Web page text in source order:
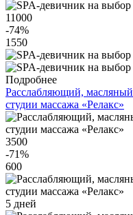
11000
-74%
1550
Подробнее
Расслабляющий,
студии массажа «Релакс»
3500
-71%
600
5 дней